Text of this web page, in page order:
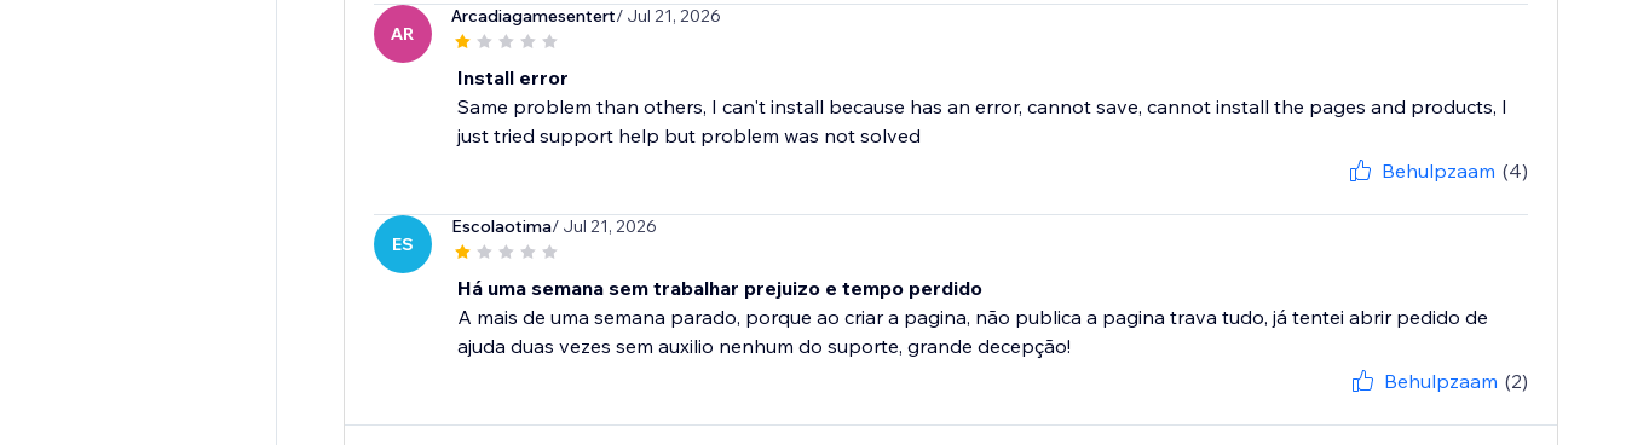
AR
Arcadiagamesentert/ Jul 21, 2026
Install error
Same problem than others, I can't install because has an error, cannot save, cannot install the pages and products, I
just tried support help but problem was not solved
Behulpzaam (4)
ES
Escolaotima/ Jul 21, 2026
Há uma semana sem trabalhar prejuizo e tempo perdido
A mais de uma semana parado, porque ao criar a pagina, não publica a pagina trava tudo, já tentei abrir pedido de
ajuda duas vezes sem auxilio nenhum do suporte, grande decepção!
Behulpzaam (2)